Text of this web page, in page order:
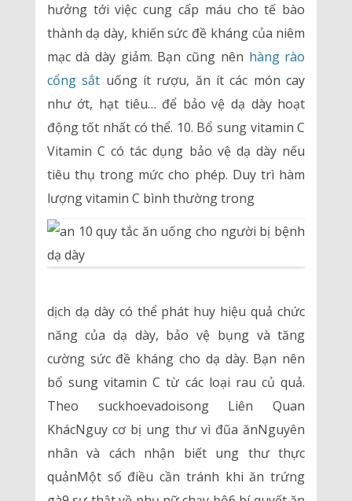
hưởng tới việc cung cấp máu cho tế bào
thành dạ dày, khiến sức đề kháng của niêm
mạc dà dày giảm. Bạn cũng nên hàng rào
cổng sắt uống ít rượu, ăn ít các món cay
như ớt, hạt tiêu… để bảo vệ dạ dày hoạt
động tốt nhất có thể. 10. Bổ sung vitamin C
Vitamin C có tác dụng bảo vệ dạ dày nếu
tiêu thụ trong mức cho phép. Duy trì hàm
lượng vitamin C bình thường trong
dịch dạ dày có thể phát huy hiệu quả chức
năng của dạ dày, bảo vệ bụng và tăng
cường sức đề kháng cho dạ dày. Bạn nên
bổ sung vitamin C từ các loại rau củ quả.
Theo suckhoevadoisong Liên Quan
KhácNguy cơ bị ung thư vì đũa ănNguyên
nhân và cách nhận biết ung thư thực
quảnMột số điều cần tránh khi ăn trứng